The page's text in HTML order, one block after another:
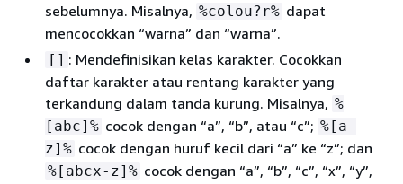
sebelumnya. Misalnya, %colou?r% dapat
mencocokkan “warna” dan “warna”.
[] : Mendefinisikan kelas karakter. Cocokkan
daftar karakter atau rentang karakter yang
terkandung dalam tanda kurung. Misalnya, %
[abc]% cocok dengan “a”, “b”, atau “c”; %[a-
z]% cocok dengan huruf kecil dari “a” ke “z”; dan
%[abcx-z]% cocok dengan “a”, “b”, “c”, “x”, “y”,